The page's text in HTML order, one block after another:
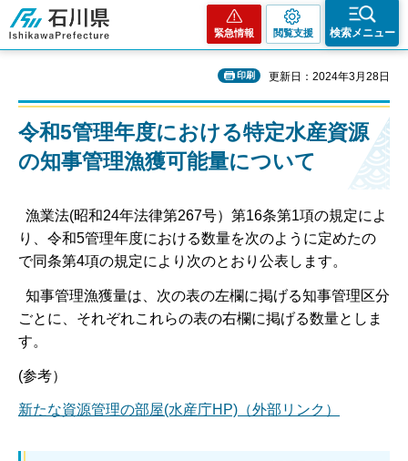
石川県
緊急情報 閲覧支援 検索メニュー
印刷 更新日：2024年3月28日
令和5管理年度における特定水産資源
の知事管理漁獲可能量について
漁業法(昭和24年法律第267号）第16条第1項の規定によ
り、令和5管理年度における数量を次のように定めたの
で同条第4項の規定により次のとおり公表します。
知事管理漁獲量は、次の表の左欄に掲げる知事管理区分
ごとに、それぞれこれらの表の右欄に掲げる数量としま
す。
(参考）
新たな資源管理の部屋(水産庁HP)（外部リンク）